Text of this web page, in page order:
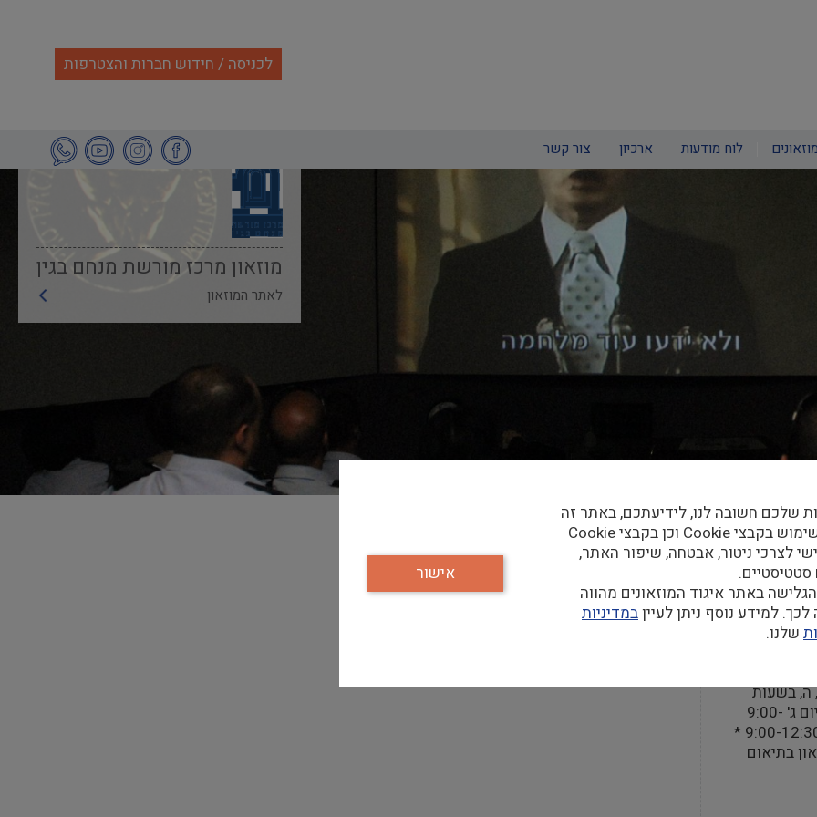
לכניסה / חידוש חברות והצטרפות
לוח מודעות ארכיון צור קשר
מוזאון מרכז מורשת מנחם בגין
לאתר המוזאון
ה, בשעות
9:00-16:30 יום ג' 9:00-
19:00 יום ו' 9:00-12:30 *
בתיאום
שלכם חשובה לנו, לידיעתכם, באתר זה
נעשה שימוש בקבצי Cookie וכן בקבצי Cookie
לצרכי ניטור, אבטחה, שיפור האתר,
סטטיסטיים.
באתר איגוד המוזאונים מהווה
למידע נוסף ניתן לעייןבמדיניות
שלנו.
אישור